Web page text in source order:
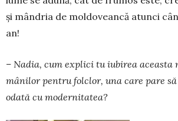
şi mândria de moldo­vean­că a­tunci
an!
– Nadia, cum explici tu iubi­rea
mâ­nilor pentru fol­clor, una care pare
odată cu modernitatea?